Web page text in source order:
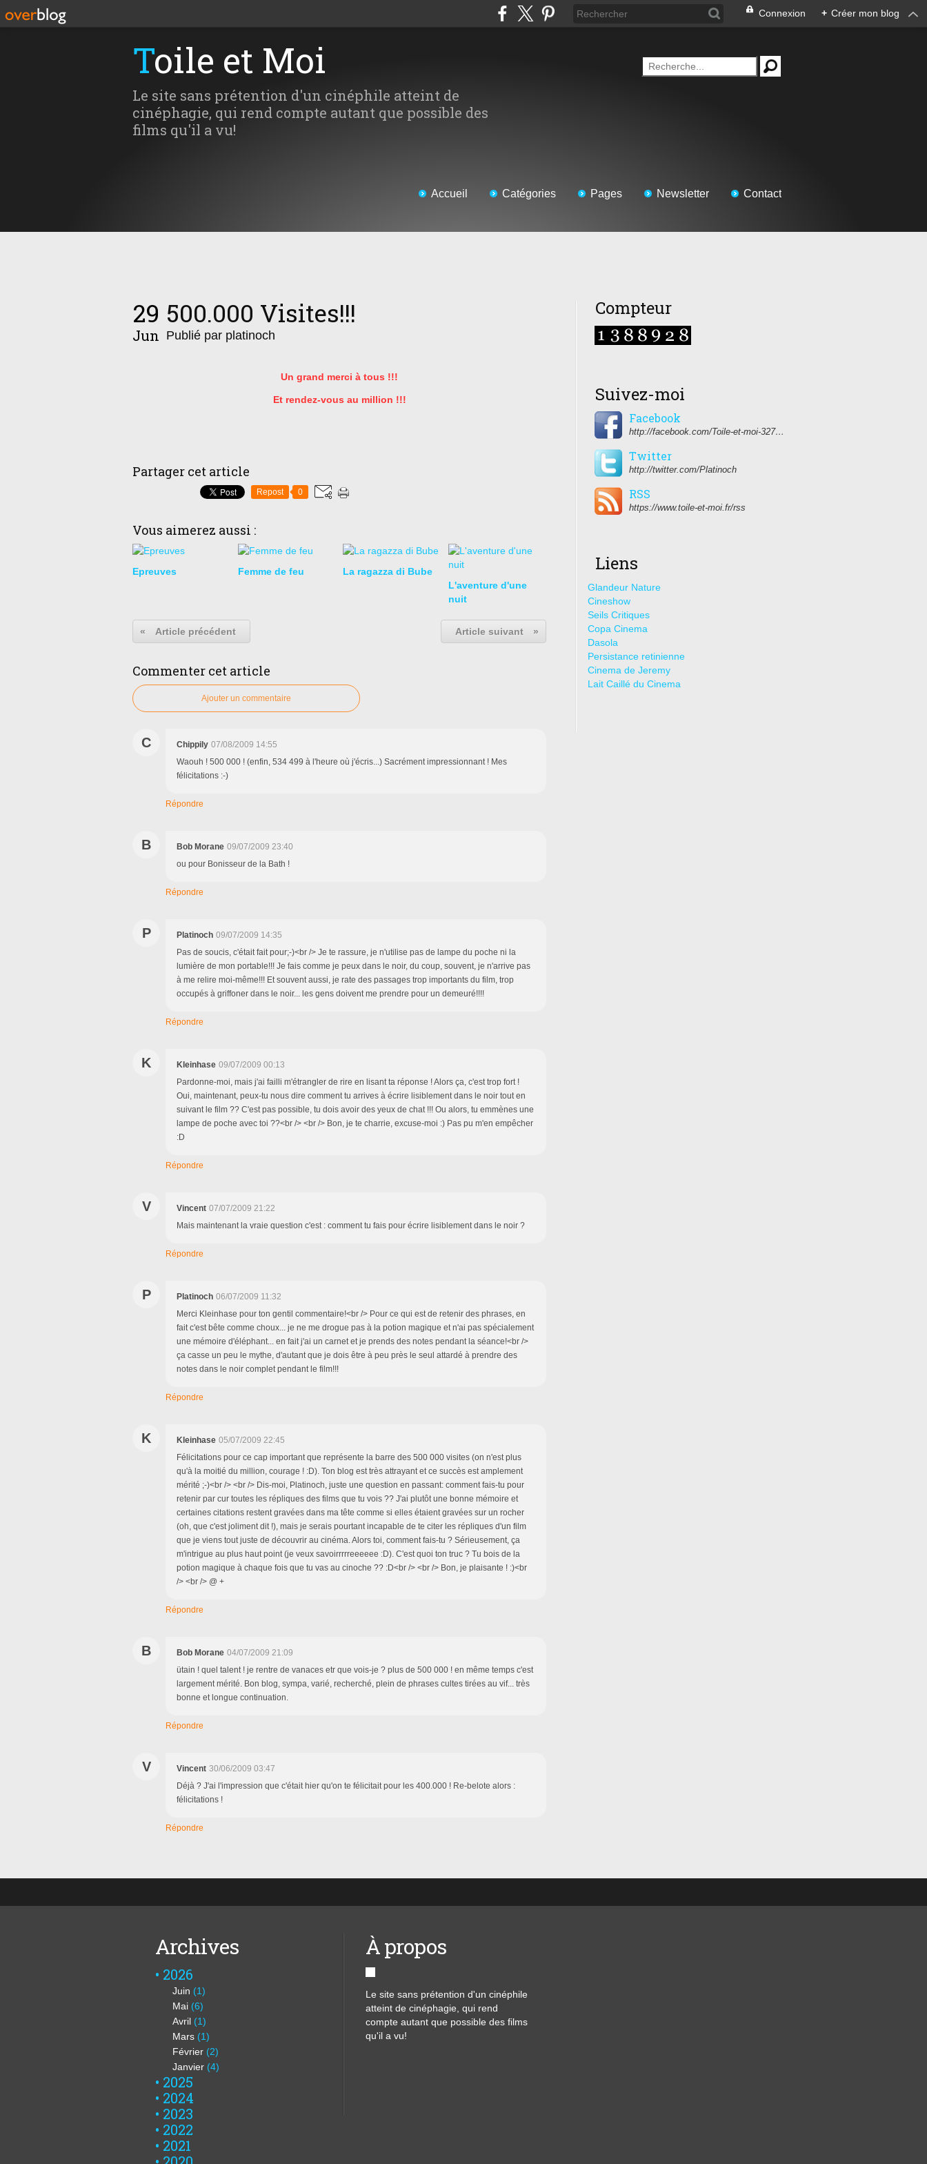
Connexion + Créer mon blog
Toile et Moi
Le site sans prétention d'un cinéphile atteint de
cinéphagie, qui rend compte autant que possible des
films qu'il a vu!
Accueil Catégories Pages Newsletter Contact
29
Jun
500.000 Visites!!!
Publié par platinoch
Un grand merci à tous !!!
Et rendez-vous au million !!!
Partager cet article
Repost 0
Vous aimerez aussi :
Epreuves Femme de feu
La ragazza di Bube
L'aventure d'une
nuit
« Article précédent Article suivant »
Commenter cet article
Ajouter un commentaire
C Chippily 07/08/2009 14:55
Waouh ! 500 000 ! (enfin, 534 499 à l'heure où j'écris...) Sacrément impressionnant ! Mes
félicitations :-)
Répondre
B Bob Morane 09/07/2009 23:40
ou pour Bonisseur de la Bath !
Répondre
P Platinoch 09/07/2009 14:35
Pas de soucis, c'était fait pour;-)<br /> Je te rassure, je n'utilise pas de lampe du poche ni la
lumière de mon portable!!! Je fais comme je peux dans le noir, du coup, souvent, je n'arrive pas
à me relire moi-même!!! Et souvent aussi, je rate des passages trop importants du film, trop
occupés à griffoner dans le noir... les gens doivent me prendre pour un demeuré!!!!
Répondre
K Kleinhase 09/07/2009 00:13
Pardonne-moi, mais j'ai failli m'étrangler de rire en lisant ta réponse ! Alors ça, c'est trop fort !
Oui, maintenant, peux-tu nous dire comment tu arrives à écrire lisiblement dans le noir tout en
suivant le film ?? C'est pas possible, tu dois avoir des yeux de chat !!! Ou alors, tu emmènes une
lampe de poche avec toi ??<br /> <br /> Bon, je te charrie, excuse-moi :) Pas pu m'en empêcher
:D
Répondre
V Vincent 07/07/2009 21:22
Mais maintenant la vraie question c'est : comment tu fais pour écrire lisiblement dans le noir ?
Répondre
P Platinoch 06/07/2009 11:32
Merci Kleinhase pour ton gentil commentaire!<br /> Pour ce qui est de retenir des phrases, en
fait c'est bête comme choux... je ne me drogue pas à la potion magique et n'ai pas spécialement
une mémoire d'éléphant... en fait j'ai un carnet et je prends des notes pendant la séance!<br />
ça casse un peu le mythe, d'autant que je dois être à peu près le seul attardé à prendre des
notes dans le noir complet pendant le film!!!
Répondre
K Kleinhase 05/07/2009 22:45
Félicitations pour ce cap important que représente la barre des 500 000 visites (on n'est plus
qu'à la moitié du million, courage ! :D). Ton blog est très attrayant et ce succès est amplement
mérité ;-)<br /> <br /> Dis-moi, Platinoch, juste une question en passant: comment fais-tu pour
retenir par cur toutes les répliques des films que tu vois ?? J'ai plutôt une bonne mémoire et
certaines citations restent gravées dans ma tête comme si elles étaient gravées sur un rocher
(oh, que c'est joliment dit !), mais je serais pourtant incapable de te citer les répliques d'un film
que je viens tout juste de découvrir au cinéma. Alors toi, comment fais-tu ? Sérieusement, ça
m'intrigue au plus haut point (je veux savoirrrrreeeeee :D). C'est quoi ton truc ? Tu bois de la
potion magique à chaque fois que tu vas au cinoche ?? :D<br /> <br /> Bon, je plaisante ! :)<br
/> <br /> @ +
Répondre
B Bob Morane 04/07/2009 21:09
ütain ! quel talent ! je rentre de vanaces etr que vois-je ? plus de 500 000 ! en même temps c'est
largement mérité. Bon blog, sympa, varié, recherché, plein de phrases cultes tirées au vif... très
bonne et longue continuation.
Répondre
V Vincent 30/06/2009 03:47
Déjà ? J'ai l'impression que c'était hier qu'on te félicitait pour les 400.000 ! Re-belote alors :
félicitations !
Répondre
Compteur
Suivez-moi
Facebook
http://facebook.com/Toile-et-moi-327459350627274/
Twitter
http://twitter.com/Platinoch
RSS
https://www.toile-et-moi.fr/rss
Liens
Glandeur Nature
Cineshow
Seils Critiques
Copa Cinema
Dasola
Persistance retinienne
Cinema de Jeremy
Lait Caillé du Cinema
Archives
2026
Juin (1)
Mai (6)
Avril (1)
Mars (1)
Février (2)
Janvier (4)
2025
2024
2023
2022
2021
À propos
Le site sans prétention d'un cinéphile
atteint de cinéphagie, qui rend
compte autant que possible des films
qu'il a vu!